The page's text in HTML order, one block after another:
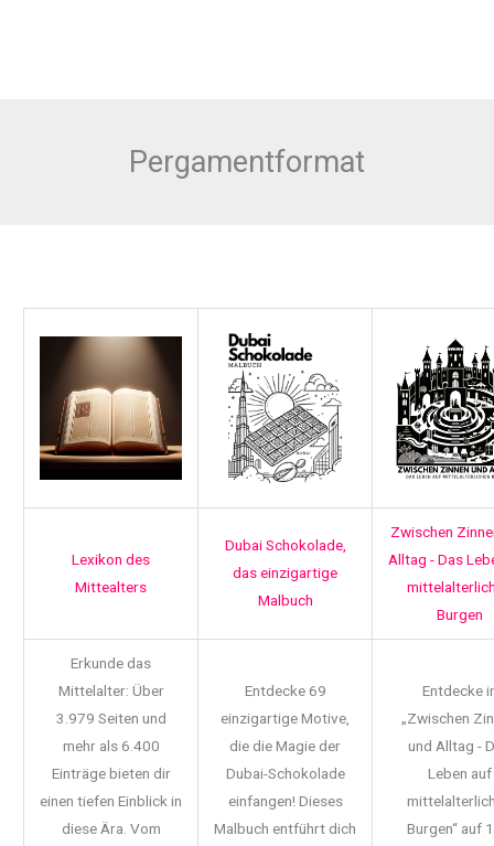
Pergamentformat
Lexikon des
Mittealters
Dubai Schokolade,
das einzigartige
Malbuch
Zwischen
Alltag - Das
Burgen
Erkunde das
Mittelalter: Über
3.979 Seiten und
mehr als 6.400
Einträge bieten dir
einen tiefen Einblick in
diese Ära. Vom
Entdecke 69
einzigartige Motive,
die die Magie der
Dubai-Schokolade
einfangen! Dieses
Malbuch entführt dich
Entdecke
„Zwischen
und Alltag -
Leben auf
Burgen“ auf